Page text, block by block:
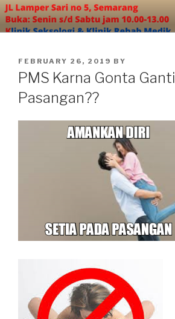
Skip
to
content
POSTED
ON
FEBRUARY 26, 2019 BY
PMS Karna Gonta Ganti
Pasangan??